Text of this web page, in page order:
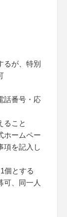
が、特別
話番号・応
ること
ホームペー
項を記入し
個とする
可、同一人